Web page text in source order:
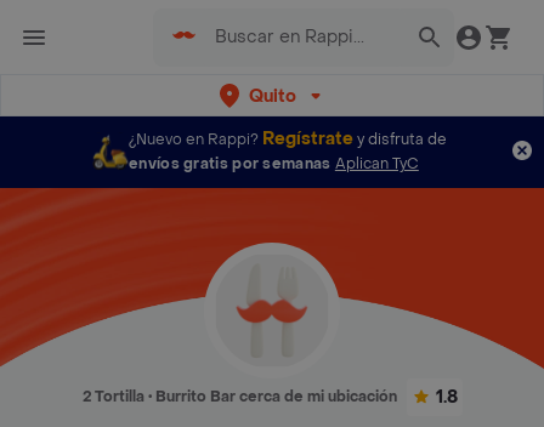
Quito
¿Nuevo en Rappi? Regístratey disfruta de
envíos gratis por semanas Aplican TyC
2 Tortilla • Burrito Bar cerca de mi ubicación 1.8